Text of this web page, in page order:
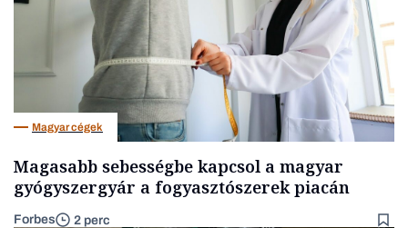
Magyar cégek
Magasabb sebességbe kapcsol a magyar
gyógyszergyár a fogyasztószerek piacán
Forbes 2 perc